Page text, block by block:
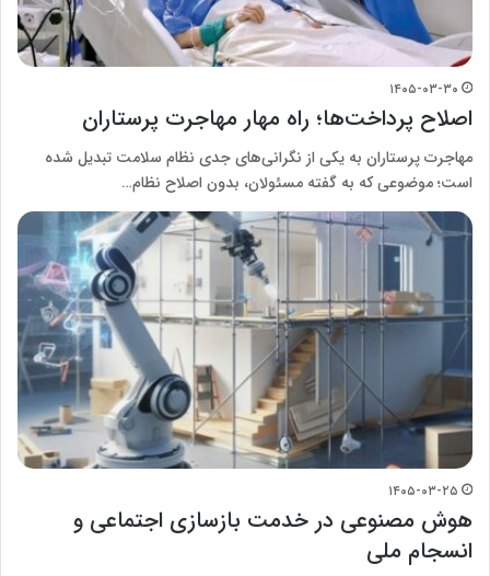
۱۴۰۵-۰۳-۳۰
اصلاح پرداخت‌ها؛ راه مهار مهاجرت پرستاران
مهاجرت پرستاران به یکی از نگرانی‌های جدی نظام سلامت تبدیل شده
است؛ موضوعی که به گفته مسئولان، بدون اصلاح نظام…
۱۴۰۵-۰۳-۲۵
هوش مصنوعی در خدمت بازسازی اجتماعی و
انسجام ملی